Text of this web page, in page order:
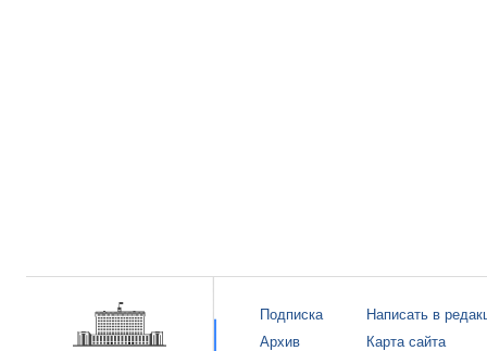
Подписка
Архив
Написать в
Карта сайта